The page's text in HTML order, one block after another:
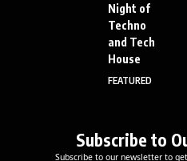
Night of
Techno
and Tech
House
FEATURED
Subscribe to
Subscribe to our newsletter to